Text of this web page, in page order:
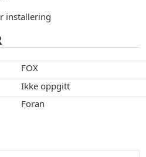
installering
FOX
Ikke oppgitt
Foran